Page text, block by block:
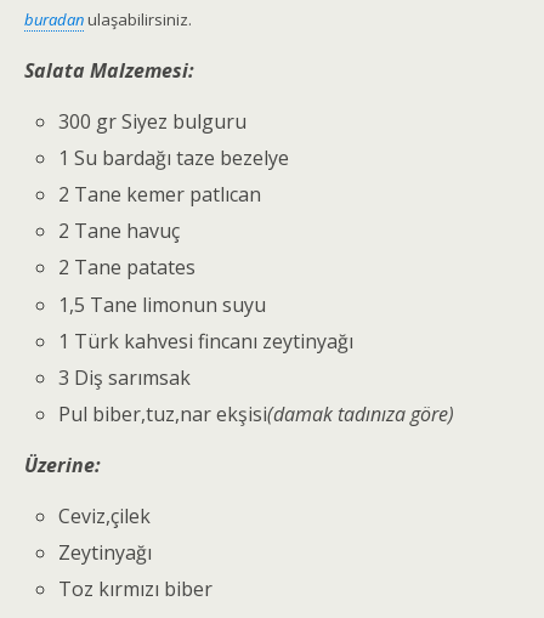
buradanulaşabilirsiniz.
Salata Malzemesi:
300 gr Siyez bulguru
1 Su bardağı taze bezelye
2 Tane kemer patlıcan
2 Tane havuç
2 Tane patates
1,5 Tane limonun suyu
1 Türk kahvesi fincanı zeytinyağı
3 Diş sarımsak
Pul biber,tuz,nar ekşisi(damak tadınıza göre)
Üzerine:
Ceviz,çilek
Zeytinyağı
Toz kırmızı biber